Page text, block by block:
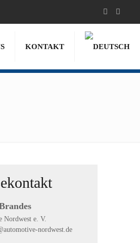
KONTAKT
Nordwest e. V.
nordwest.de